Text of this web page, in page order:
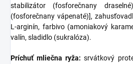
stabilizátor (fosforečnany
(fosforečnany vápenaté)],
L-arginín, farbivo (amoniakový
valín, sladidlo (sukralóza).
Príchuť mliečna ryža: srvátkový